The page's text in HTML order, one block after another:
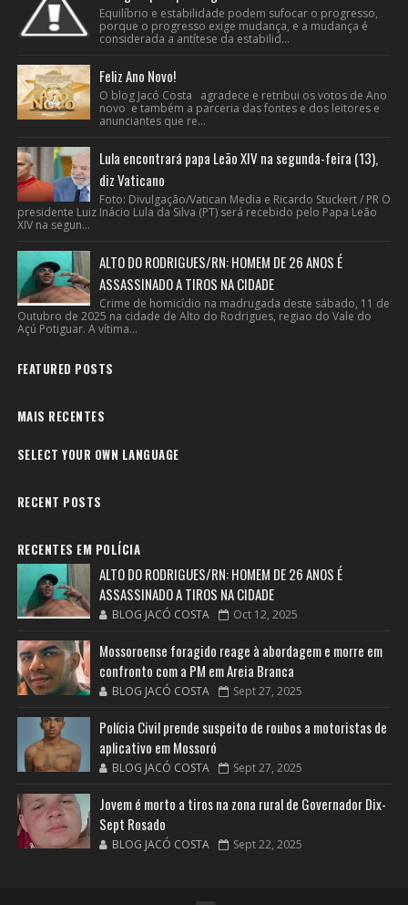
Equilíbrio e estabilidade podem sufocar o progresso,
porque o progresso exige mudança, e a mudança é
considerada a antítese da estabilid...
Feliz Ano Novo!
O blog Jacó Costa agradece e retribui os votos de Ano
novo e também a parceria das fontes e dos leitores e
anunciantes que re...
Lula encontrará papa Leão XIV na segunda-feira (13),
diz Vaticano
Foto: Divulgação/Vatican Media e Ricardo Stuckert / PR O
presidente Luiz Inácio Lula da Silva (PT) será recebido pelo Papa Leão
XIV na segun...
ALTO DO RODRIGUES/RN: HOMEM DE 26 ANOS É
ASSASSINADO A TIROS NA CIDADE
Crime de homicídio na madrugada deste sábado, 11 de
Outubro de 2025 na cidade de Alto do Rodrigues, regiao do Vale do
Açú Potiguar. A vítima...
FEATURED POSTS
MAIS RECENTES
SELECT YOUR OWN LANGUAGE
RECENT POSTS
RECENTES EM POLÍCIA
ALTO DO RODRIGUES/RN: HOMEM DE 26 ANOS É
ASSASSINADO A TIROS NA CIDADE
BLOG JACÓ COSTA Oct 12, 2025
Mossoroense foragido reage à abordagem e morre em
confronto com a PM em Areia Branca
BLOG JACÓ COSTA Sept 27, 2025
Polícia Civil prende suspeito de roubos a motoristas de
aplicativo em Mossoró
BLOG JACÓ COSTA Sept 27, 2025
Jovem é morto a tiros na zona rural de Governador Dix-
Sept Rosado
BLOG JACÓ COSTA Sept 22, 2025